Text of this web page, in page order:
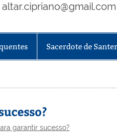
Sacerdote de
garantir sucesso?